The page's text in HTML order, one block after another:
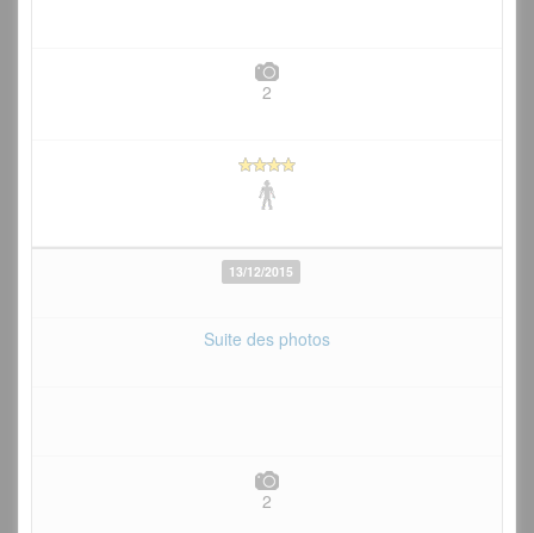
2
13/12/2015
Suite des photos
2